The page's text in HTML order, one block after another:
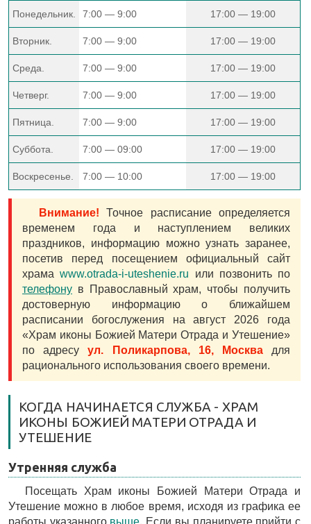
Понедельник. 7:00 — 9:00 17:00 — 19:00
Вторник. 7:00 — 9:00 17:00 — 19:00
Среда. 7:00 — 9:00 17:00 — 19:00
Четверг. 7:00 — 9:00 17:00 — 19:00
Пятница. 7:00 — 9:00 17:00 — 19:00
Суббота. 7:00 — 09:00 17:00 — 19:00
Воскресенье. 7:00 — 10:00 17:00 — 19:00
Внимание! Точное расписание определяется
временем года и наступлением великих
праздников, информацию можно узнать заранее,
посетив перед посещением официальный сайт
храмаwww.otrada-i-uteshenie.ru или позвонить по
телефону в Православный храм, чтобы получить
достоверную информацию о ближайшем
расписании богослужения на август 2026 года
«Храм иконы Божией Матери Отрада и Утешение»
по адресуул. Поликарпова, 16, Москвадля
рационального использования своего времени.
КОГДА НАЧИНАЕТСЯ СЛУЖБА - ХРАМ
ИКОНЫ БОЖИЕЙ МАТЕРИ ОТРАДА И
УТЕШЕНИЕ
Утренняя служба
Посещать Храм иконы Божией Матери Отрада и
Утешение можно в любое время, исходя из графика ее
работы указанного выше. Если вы планируете прийти с